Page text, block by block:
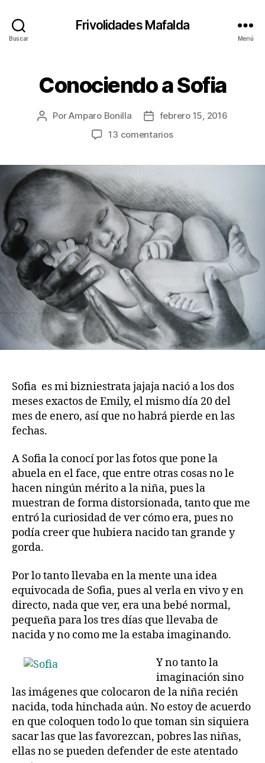
Buscar
Frivolidades Mafalda
Menú
Categorías
A
N
Conociendo a Sofia
Autor
PorAmparo Bonilla
Fecha
de
febrero 15, 2016
13 comentariosen
Sofia es mi bizniestrata jajaja nació a los dos
meses exactos de Emily, el mismo día 20 del
mes de enero, así que no habrá pierde en las
fechas.
A Sofia la conocí por las fotos que pone la
abuela en el face, que entre otras cosas no le
hacen ningún mérito a la niña, pues la
muestran de forma distorsionada, tanto que me
entró la curiosidad de ver cómo era, pues no
podía creer que hubiera nacido tan grande y
gorda.
Por lo tanto llevaba en la mente una idea
equivocada de Sofia, pues al verla en vivo y en
directo, nada que ver, era una bebé normal,
pequeña para los tres días que llevaba de
nacida y no como me la estaba imaginando.
Y no tanto la
imaginación sino
las imágenes que colocaron de la niña recién
nacida, toda hinchada aún. No estoy de acuerdo
en que coloquen todo lo que toman sin siquiera
sacar las que las favorezcan, pobres las niñas,
ellas no se pueden defender de este atentado